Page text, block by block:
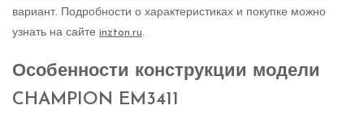
вариант. Подробности о характеристиках и покупке можно
узнать на сайте inzton.ru.
Особенности конструкции модели
CHAMPION EM3411